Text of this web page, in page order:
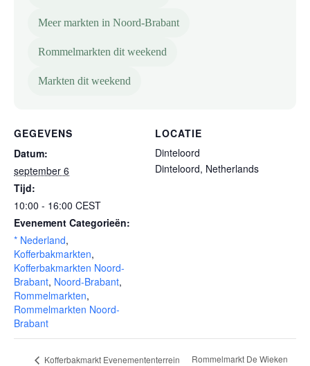
Meer markten in Noord-Brabant
Rommelmarkten dit weekend
Markten dit weekend
GEGEVENS
Datum:
september 6
Tijd:
10:00 - 16:00 CEST
Evenement Categorieën:
* Nederland,
Kofferbakmarkten,
Kofferbakmarkten Noord-
Brabant, Noord-Brabant,
Rommelmarkten,
Rommelmarkten Noord-
Brabant
LOCATIE
Dinteloord
Dinteloord, Netherlands
Kofferbakmarkt Evenemententerrein
Rommelmarkt De Wieken